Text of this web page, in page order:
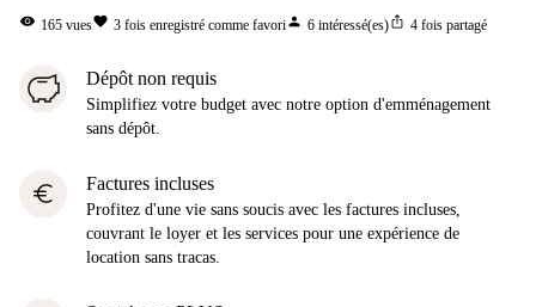
visibility 165 vuesfavorite 3 fois enregistré comme favoriperson 6 intéressé(es)ios_share 4 fois partagé
Dépôt non requis
Simplifiez votre budget avec notre option d'emménagement
sans dépôt.
euro Factures incluses
Profitez d'une vie sans soucis avec les factures incluses,
couvrant le loyer et les services pour une expérience de
location sans tracas.